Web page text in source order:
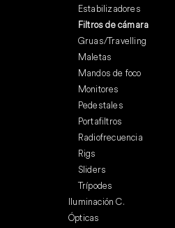
Estabilizadores
Filtros de cámara
Gruas/Travelling
Maletas
Mandos de foco
Monitores
Pedestales
Portafiltros
Radiofrecuencia
Rigs
Sliders
Trípodes
Iluminación C.
Ópticas